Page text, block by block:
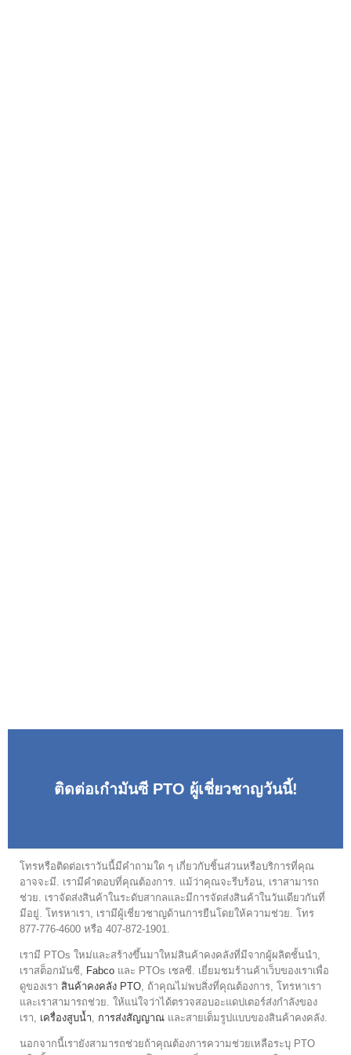
ติดต่อเกำมันซี PTO ผู้เชี่ยวชาญวันนี้!
โทรหรือติดต่อเราวันนี้มีคำถามใด ๆ เกี่ยวกับชิ้นส่วนหรือบริการที่คุณ
อาจจะมี. เรามีคำตอบที่คุณต้องการ. แม้ว่าคุณจะรีบร้อน, เราสามารถ
ช่วย. เราจัดส่งสินค้าในระดับสากลและมีการจัดส่งสินค้าในวันเดียวกันที่
มีอยู่. โทรหาเรา, เรามีผู้เชี่ยวชาญด้านการยืนโดยให้ความช่วย. โทร
877-776-4600 หรือ 407-872-1901.
เรามี PTOs ใหม่และสร้างขึ้นมาใหม่สินค้าคงคลังที่มีจากผู้ผลิตชั้นนำ,
เราสต็อกมันซี, Fabco และ PTOs เชลซี. เยี่ยมชมร้านค้าเว็บของเราเพื่อ
ดูของเรา สินค้าคงคลัง PTO, ถ้าคุณไม่พบสิ่งที่คุณต้องการ, โทรหาเรา
และเราสามารถช่วย. ให้แน่ใจว่าได้ตรวจสอบอะแดปเตอร์ส่งกำลังของ
เรา, เครื่องสูบน้ำ, การส่งสัญญาณ และสายเต็มรูปแบบของสินค้าคงคลัง.
นอกจากนี้เรายังสามารถช่วยถ้าคุณต้องการความช่วยเหลือระบุ PTO